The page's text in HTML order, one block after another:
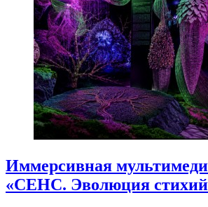
Иммерсивная
«СЕНС. Эволюция